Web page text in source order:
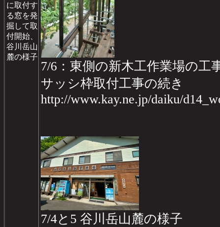
に取付す
る窓を発
掘して取
付開始、
谷川岳山
麓の様子
7/6：東側の新木工作業場の工
サッシ枠取付工事の続き
http://www.kay.ne.jp/daiku/
7/4と5 谷川岳山麓の様子